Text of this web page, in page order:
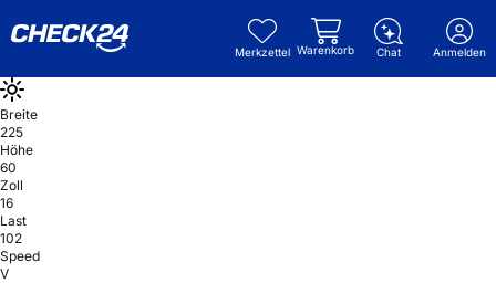
Merkzettel Warenkorb Chat Anmelden
Breite
225
Höhe
60
Zoll
16
Last
102
Speed
V